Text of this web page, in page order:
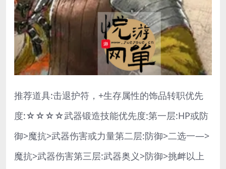
推荐道具:击退护符，+生存属性的饰品转职优先
度:☆☆☆☆武器锻造技能优先度:第一层:HP或防
御>魔抗>武器伤害或力量第二层:防御>二选一—>
魔抗>武器伤害第三层:武器奥义>防御>挑衅以上